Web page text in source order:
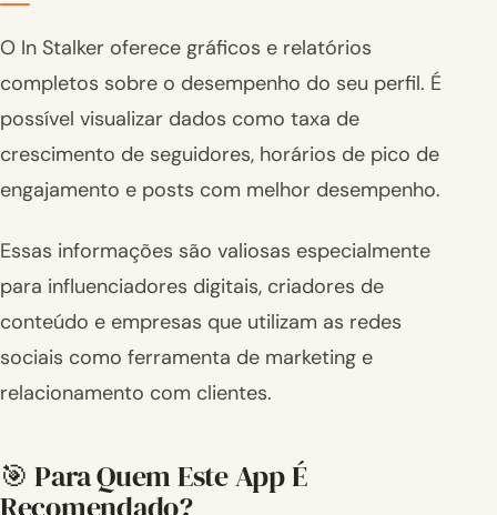
O In Stalker oferece gráficos e relatórios
completos sobre o desempenho do seu perfil. É
possível visualizar dados como taxa de
crescimento de seguidores, horários de pico de
engajamento e posts com melhor desempenho.
Essas informações são valiosas especialmente
para influenciadores digitais, criadores de
conteúdo e empresas que utilizam as redes
sociais como ferramenta de marketing e
relacionamento com clientes.
🎯 Para Quem Este App É
Recomendado?